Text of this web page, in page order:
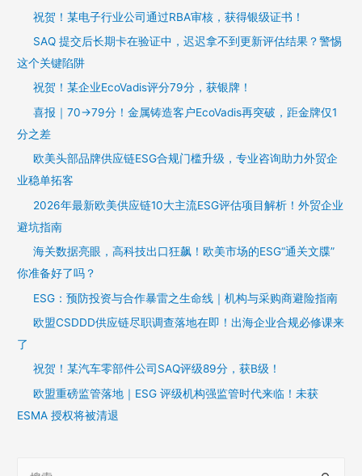
祝贺！某电子行业公司通过RBA审核，获得银级证书！
SAQ 提交后长期卡在验证中，迟迟拿不到更新评估结果？警惕
这个关键陷阱
祝贺！某企业EcoVadis评分79分，获银牌！
喜报｜70→79分！金属铸造客户EcoVadis再突破，距金牌仅1
分之差
欧美头部品牌供应链ESG合规门槛升级，专业咨询助力外贸企
业稳单拓客
2026年最新欧美供应链10大主流ESG评估项目解析！外贸企业
避坑指南
海关数据亮眼，高科技出口狂飙！欧美市场的ESG“通关文牒”
你准备好了吗？
ESG：预防投资与合作暴雷之生命线｜机构与采购商避险指南
欧盟CSDDD供应链尽职调查落地在即！出海企业合规必修课来
了
祝贺！某汽车零部件公司SAQ评级89分，获B级！
欧盟重磅监管落地｜ESG 评级机构强监管时代来临！未获
ESMA 授权将被清退